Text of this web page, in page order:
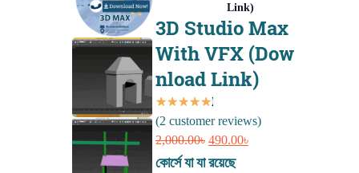
Link)
3D Studio Max
With VFX (Dow
nload Link)
Rated
4.50out of
5 based on
2
customer
(2 customer reviews)
2,000.00৳ Original
price
490.00৳Current
কোর্সে যা যা রয়েছে